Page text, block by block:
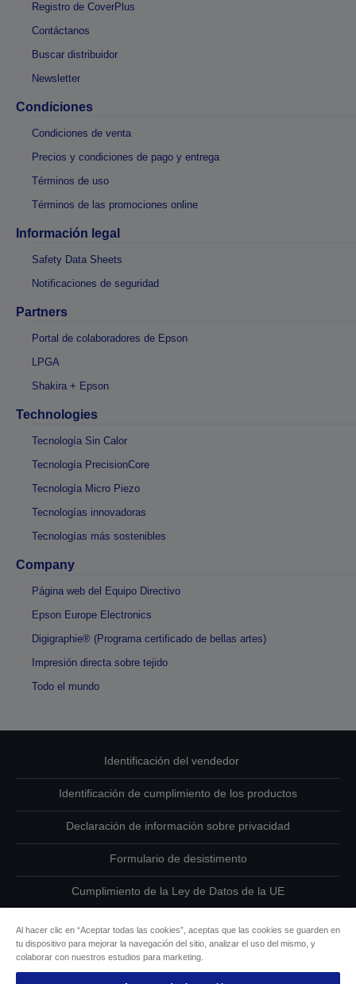
Registro de CoverPlus
Contáctanos
Buscar distribuidor
Newsletter
Condiciones
Condiciones de venta
Precios y condiciones de pago y entrega
Términos de uso
Términos de las promociones online
Información legal
Safety Data Sheets
Notificaciones de seguridad
Partners
Portal de colaboradores de Epson
LPGA
Shakira + Epson
Technologies
Tecnología Sin Calor
Tecnología PrecisionCore
Tecnología Micro Piezo
Tecnologías innovadoras
Tecnologías más sostenibles
Company
Página web del Equipo Directivo
Epson Europe Electronics
Digigraphie® (Programa certificado de bellas artes)
Impresión directa sobre tejido
Todo el mundo
Identificación del vendedor
Identificación de cumplimiento de los productos
Declaración de información sobre privacidad
Formulario de desistimento
Cumplimiento de la Ley de Datos de la UE
Información sobre cookies
Al hacer clic en “Aceptar todas las cookies”, aceptas que las cookies se guarden en
tu dispositivo para mejorar la navegación del sitio, analizar el uso del mismo, y
colaborar con nuestros estudios para marketing.